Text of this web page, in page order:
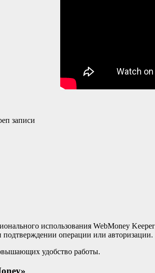
записи
использования WebMoney
операции или авторизации.
удобство работы.